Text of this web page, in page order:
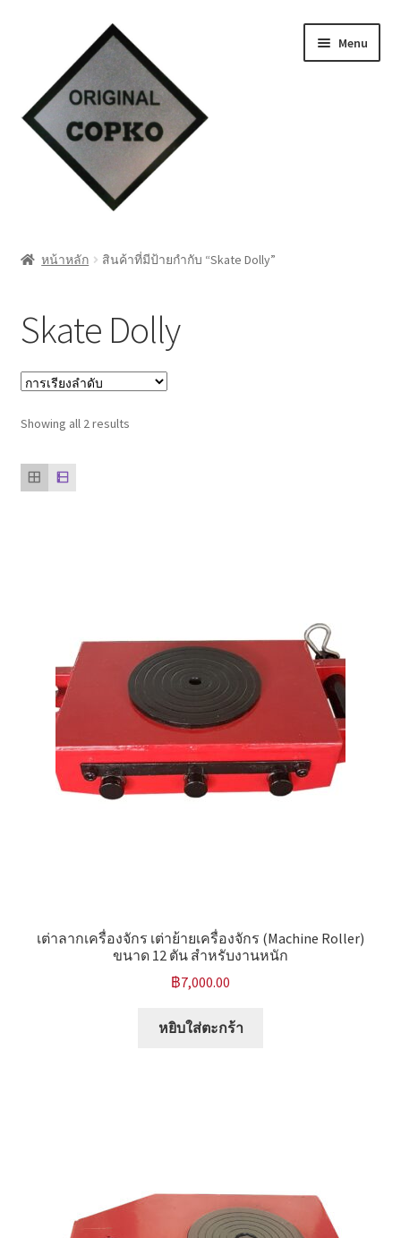
navigation
content
Menu
My account
ชำระเงิน
ตะกร้าสินค้า
ติดต่อเรา
ประวัติบริษัท
ลูกค้าของเรา
สินค้า COPKO
หน้าแรก COPKO
หน้าหลัก สินค้าที่มีป้ายกำกับ “Skate Dolly”
Skate Dolly
Showing all 2 results
เต่าลากเครื่องจักร เต่าย้ายเครื่องจักร (Machine Roller)
ขนาด 12 ตัน สำหรับงานหนัก
฿7,000.00
หยิบใส่ตะกร้า